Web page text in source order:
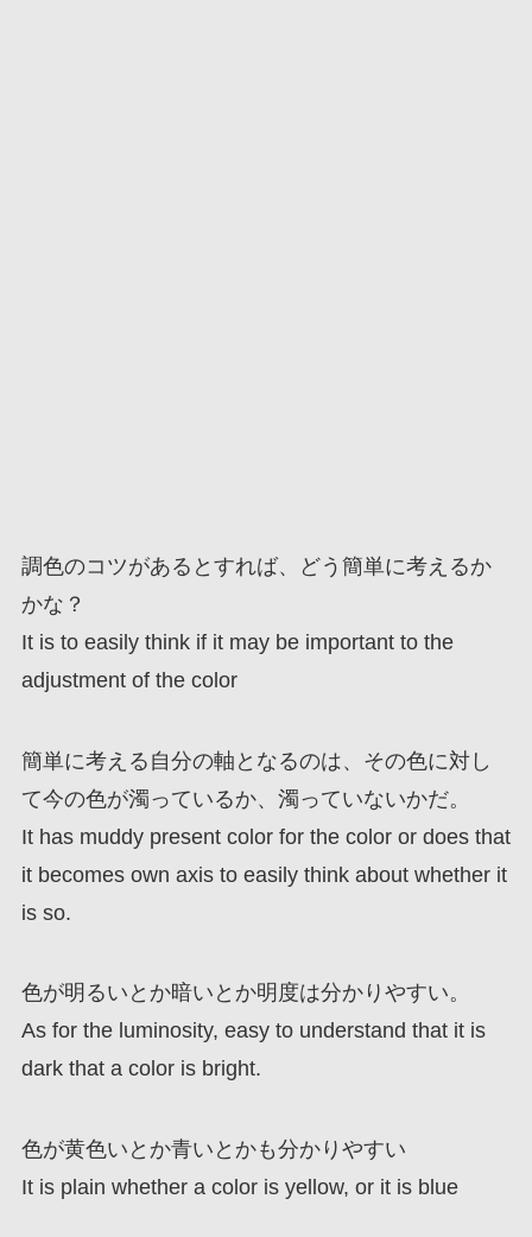
調色のコツがあるとすれば、どう簡単に考えるか
かな？
It is to easily think if it may be important to the
adjustment of the color
簡単に考える自分の軸となるのは、その色に対し
て今の色が濁っているか、濁っていないかだ。
It has muddy present color for the color or does that
it becomes own axis to easily think about whether it
is so.
色が明るいとか暗いとか明度は分かりやすい。
As for the luminosity, easy to understand that it is
dark that a color is bright.
色が黄色いとか青いとかも分かりやすい
It is plain whether a color is yellow, or it is blue